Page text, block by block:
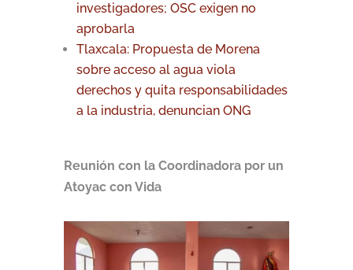
investigadores; OSC exigen no
aprobarla
Tlaxcala: Propuesta de Morena
sobre acceso al agua viola
derechos y quita responsabilidades
a la industria, denuncian ONG
Reunión con la Coordinadora por un
Atoyac con Vida